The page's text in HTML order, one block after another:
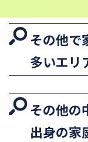
その他で
多いエリ
その他の
出身の家